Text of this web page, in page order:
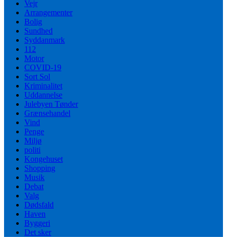
Vejr
Arrangementer
Bolig
Sundhed
Syddanmark
112
Motor
COVID-19
Sort Sol
Kriminalitet
Uddannelse
Julebyen Tønder
Grænsehandel
Vind
Penge
Miljø
politi
Kongehuset
Shopping
Musik
Debat
Valg
Dødsfald
Haven
Byggeri
Det sker